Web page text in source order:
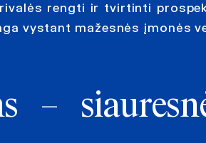
rengti ir tvirtinti
vystant mažesnės įmonės
–